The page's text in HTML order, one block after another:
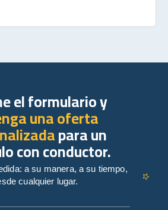
el formulario y
una oferta
para un
con conductor.
a su manera, a su tiempo,
cualquier lugar.